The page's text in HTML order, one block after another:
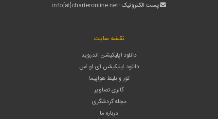
پست الکترونیک :info[at]charteronline.net
نقشه سایت
دانلود اپلیکیشن اندروید
دانلود اپلیکیشن آی او اس
تور و بلیط هواپیما
گالری تصاویر
مجله گردشگری
درباره ما